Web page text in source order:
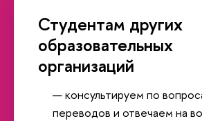
Студентам других
образовательных
организаций
консультируем по
переводов и отвечаем на